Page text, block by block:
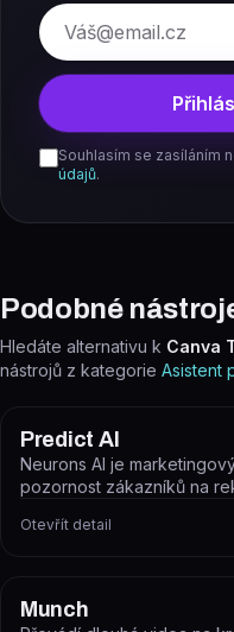
E-mail
Souhlasím se zasíláním
údajů.
Podobné
Hledáte alternativu k Canva
nástrojů z kategorie Asistent
Predict AI
Neurons AI je
pozornost zákazníků na
Otevřít detail
Munch